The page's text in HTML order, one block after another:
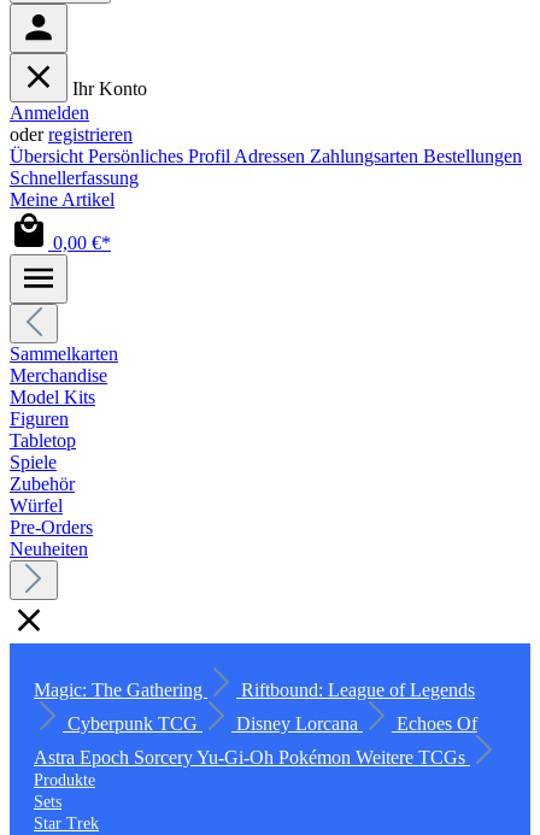
Ihr Konto
Anmelden
oderregistrieren
Übersicht Persönliches Profil Adressen Zahlungsarten Bestellungen
Schnellerfassung
Meine Artikel
0,00 €*
Sammelkarten
Merchandise
Model Kits
Figuren
Tabletop
Spiele
Zubehör
Würfel
Pre-Orders
Neuheiten
Magic: The Gathering
Riftbound: League of Legends
Cyberpunk TCG
Disney Lorcana
Echoes Of
Astra Epoch SorceryYu-Gi-Oh Pokémon Weitere TCGs
Produkte
Sets
Star Trek